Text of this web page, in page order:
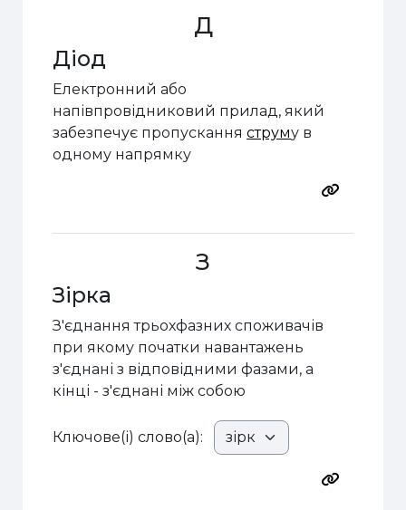
Д
Діод
Електронний або
напівпровідниковий прилад, який
забезпечує пропусканняструму в
одному напрямку
З
Зірка
З'єднання трьохфазних споживачів
при якому початки навантажень
з'єднані з відповідними фазами, а
кінці - з'єднані між собою
Ключове(і) слово(а):